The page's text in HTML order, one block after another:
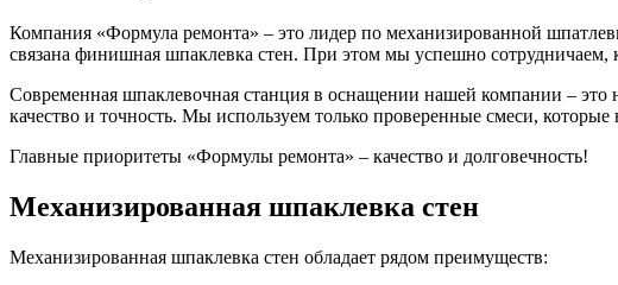
Компания «Формула ремонта» – это лидер по механизированной
связана финишная шпаклевка стен. При этом мы успешно
Современная шпаклевочная станция в оснащении нашей компании – это
качество и точность. Мы используем только проверенные смеси, которые
Главные приоритеты «Формулы ремонта» – качество и долговечность!
Механизированная шпаклевка стен
Механизированная шпаклевка стен обладает рядом преимуществ: